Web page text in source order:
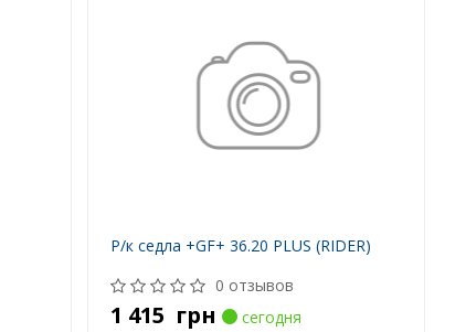
Р/к седла +GF+ 36.20 PLUS (RIDER)
0 отзывов
1 415 грн
сегодня